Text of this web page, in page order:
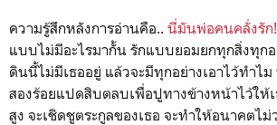
ความรู้สึกหลังการอ่านคือ.. นี่มันพ่อคนคลั่งรัก
แบบไม่มีอะไรมากั้น รักแบบยอมยกทุกสิ่งทุก
ดินนี้ไม่มีเธออยู่ แล้วจะมีทุกอย่างเอาไว้ทำไ
สองร้อยแปดสิบตลบเพื่อปูทางข้างหน้าไว้ให้
สูง จะเชิดชูตระกูลของเธอ จะทำให้อนาคตไ